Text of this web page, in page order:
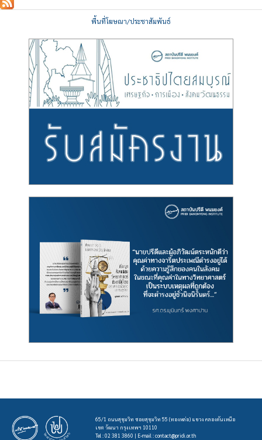
พื้นที่โฆษณา/ประชาสัมพันธ์
65/1 ถนนสุขุมวิท ซอยสุขุมวิท 55 (ทองหล่อ) แขวง คลองตันเหนือ
เขต วัฒนา กรุงเทพฯ 10110
Tel : 02 381 3860 | E-mail :contact@pridi.or.th